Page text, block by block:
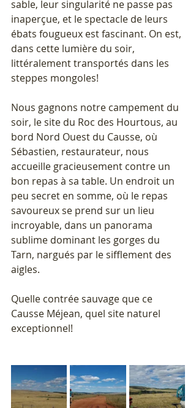
sable, leur singularité ne passe pas
inaperçue, et le spectacle de leurs
ébats fougueux est fascinant. On est,
dans cette lumière du soir,
littéralement transportés dans les
steppes mongoles!
Nous gagnons notre campement du
soir, le site du Roc des Hourtous, au
bord Nord Ouest du Causse, où
Sébastien, restaurateur, nous
accueille gracieusement contre un
bon repas à sa table. Un endroit un
peu secret en somme, où le repas
savoureux se prend sur un lieu
incroyable, dans un panorama
sublime dominant les gorges du
Tarn, nargués par le sifflement des
aigles.
Quelle contrée sauvage que ce
Causse Méjean, quel site naturel
exceptionnel!